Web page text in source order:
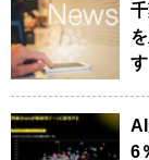
す
6